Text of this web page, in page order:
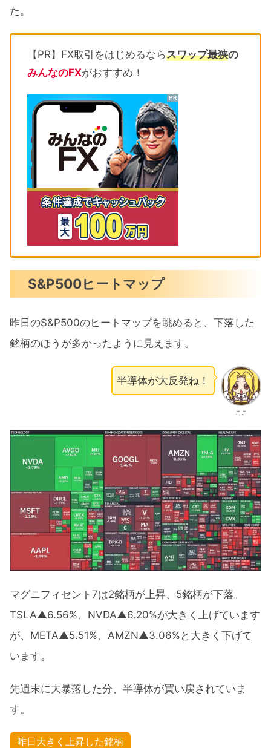
た。
【PR】FX取引をはじめるならスワップ最狭の
みんなのFXがおすすめ！
S&P500ヒートマップ
昨日のS&P500のヒートマップを眺めると、下落した
銘柄のほうが多かったように見えます。
ここ
半導体が大反発ね！
マグニフィセント7は2銘柄が上昇、5銘柄が下落。
TSLA▲6.56%、NVDA▲6.20%が大きく上げています
が、META▲5.51%、AMZN▲3.06%と大きく下げて
います。
先週末に大暴落した分、半導体が買い戻されていま
す。
昨日大きく上昇した銘柄